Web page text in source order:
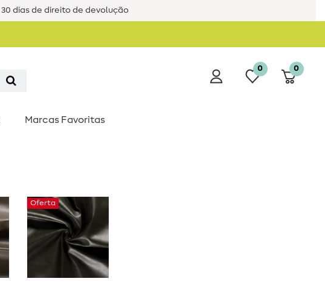
30 dias de direito de devolução
0 0
Marcas Favoritas
Oferta